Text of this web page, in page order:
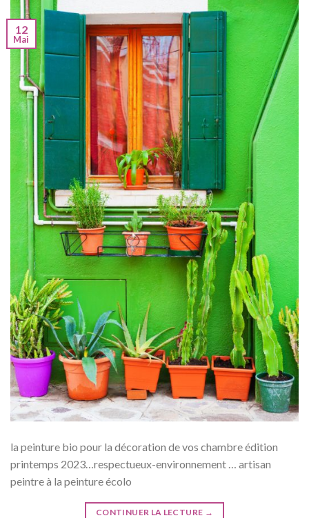
12
Mai
la peinture bio pour la décoration de vos chambre édition
printemps 2023…respectueux-environnement … artisan
peintre à la peinture écolo
CONTINUER LA LECTURE →